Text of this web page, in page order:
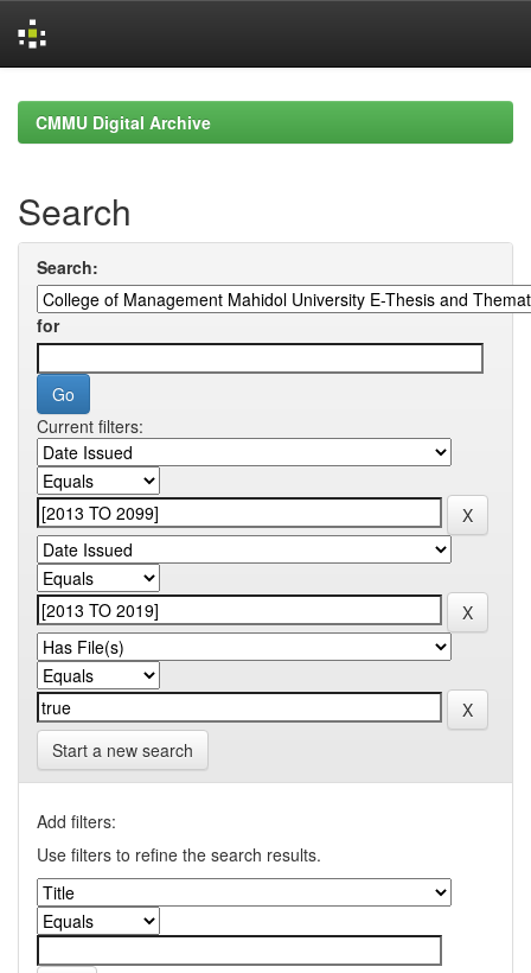
navigationCMMU Digital Archive
Search
Search:
for
Current filters:
Start a new search
Add filters:
Use filters to refine the search results.